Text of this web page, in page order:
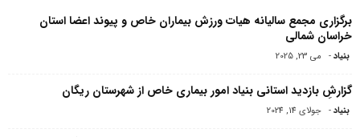
برگزاری مجمع سالیانه هیات ورزش بیماران خاص و پیوند اعضا استان
خراسان شمالی
بنیاد- می 23, 2025
گزارشِ بازدید استانی بنیاد امور بیماری خاص از شهرستان ریگان
بنیاد- جولای 14, 2024